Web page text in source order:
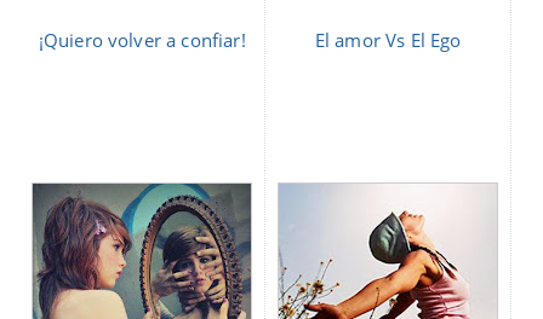
¡Quiero volver a confiar! El amor Vs El Ego